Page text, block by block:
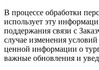
В процессе обработки
использует эту
поддержания связи с
случае изменения
ценной информации о
важные обновления и